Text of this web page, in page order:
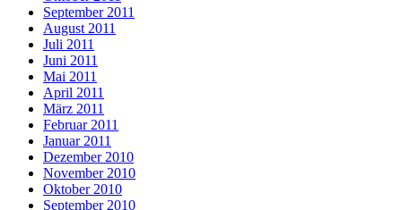
September 2011
August 2011
Juli 2011
Juni 2011
Mai 2011
April 2011
März 2011
Februar 2011
Januar 2011
Dezember 2010
November 2010
Oktober 2010
September 2010